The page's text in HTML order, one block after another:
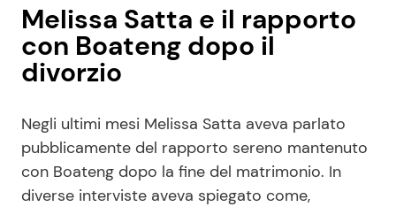
Melissa Satta e il rapporto
con Boateng dopo il
divorzio
Negli ultimi mesi Melissa Satta aveva parlato
pubblicamente del rapporto sereno mantenuto
con Boateng dopo la fine del matrimonio. In
diverse interviste aveva spiegato come,